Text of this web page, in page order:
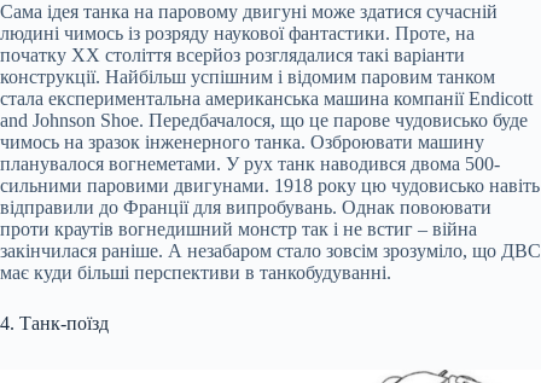
Сама ідея танка на паровому двигуні може здатися сучасній
людині чимось із розряду наукової фантастики. Проте, на
початку ХХ століття всерйоз розглядалися такі варіанти
конструкції. Найбільш успішним і відомим паровим танком
стала експериментальна американська машина компанії Endicott
and Johnson Shoe. Передбачалося, що це парове чудовисько буде
чимось на зразок інженерного танка. Озброювати машину
планувалося вогнеметами. У рух танк наводився двома 500-
сильними паровими двигунами. 1918 року цю чудовисько навіть
відправили до Франції для випробувань. Однак повоювати
проти краутів вогнедишний монстр так і не встиг – війна
закінчилася раніше. А незабаром стало зовсім зрозуміло, що ДВС
має куди більші перспективи в танкобудуванні.
4. Танк-поїзд